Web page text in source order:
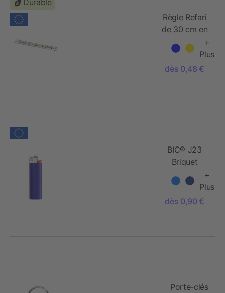
Durable
Règle Refari
de 30 cm en
recyclé
+
Plus
dès 0,48 €
BIC® J23
Briquet
+
Plus
dès 0,90 €
Porte-clés